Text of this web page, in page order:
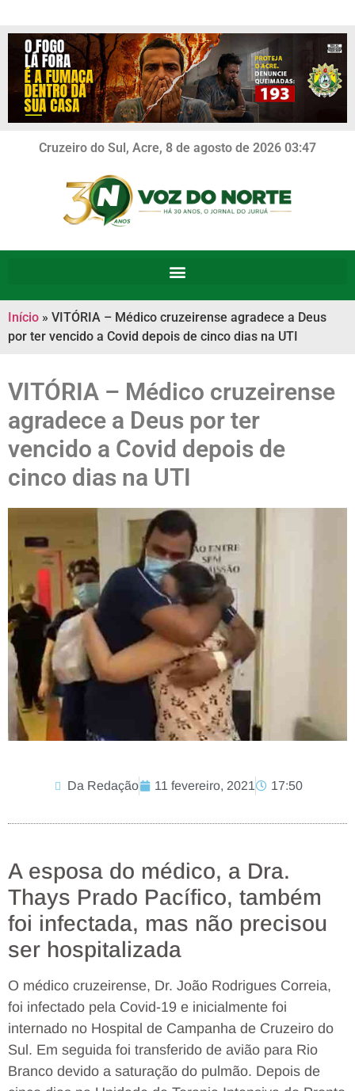
Cruzeiro do Sul, Acre, 8 de agosto de 2026 03:47
Início » VITÓRIA – Médico cruzeirense agradece a Deus
por ter vencido a Covid depois de cinco dias na UTI
VITÓRIA – Médico cruzeirense
agradece a Deus por ter
vencido a Covid depois de
cinco dias na UTI
Da Redação 11 fevereiro, 2021 17:50
A esposa do médico, a Dra.
Thays Prado Pacífico, também
foi infectada, mas não precisou
ser hospitalizada
O médico cruzeirense, Dr. João Rodrigues Correia,
foi infectado pela Covid-19 e inicialmente foi
internado no Hospital de Campanha de Cruzeiro do
Sul. Em seguida foi transferido de avião para Rio
Branco devido a saturação do pulmão. Depois de